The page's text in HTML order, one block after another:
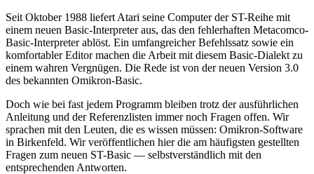
Seit Oktober 1988 liefert Atari seine Computer der ST-Reihe mit
einem neuen Basic-Interpreter aus, das den fehlerhaften Metacomco-
Basic-Interpreter ablöst. Ein umfangreicher Befehlssatz sowie ein
komfortabler Editor machen die Arbeit mit diesem Basic-Dialekt zu
einem wahren Vergnügen. Die Rede ist von der neuen Version 3.0
des bekannten Omikron-Basic.
Doch wie bei fast jedem Programm bleiben trotz der ausführlichen
Anleitung und der Referenzlisten immer noch Fragen offen. Wir
sprachen mit den Leuten, die es wissen müssen: Omikron-Software
in Birkenfeld. Wir veröffentlichen hier die am häufigsten gestellten
Fragen zum neuen ST-Basic — selbstverständlich mit den
entsprechenden Antworten.